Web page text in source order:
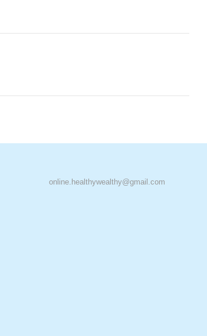
online.healthywealthy@gmail.com